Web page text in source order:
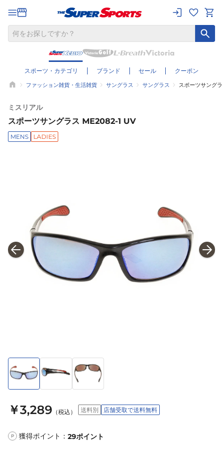
スポーツ・カテゴリ ブランド セール クーポン
ファッション雑貨・生活雑貨 サングラス サングラス スポーツサング
ミスリアル
スポーツサングラス ME2082-1 UV
MENS LADIES
￥3,289 （税込） 送料別 店舗受取で送料無料
P 獲得ポイント： 29ポイント